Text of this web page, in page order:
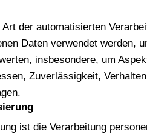
der automatisierten
Daten verwendet werden,
insbesondere, um
Zuverlässigkeit,
ist die Verarbeitung